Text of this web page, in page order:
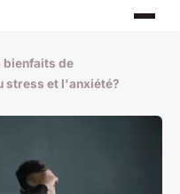
bienfaits de
stress et l'anxiété?